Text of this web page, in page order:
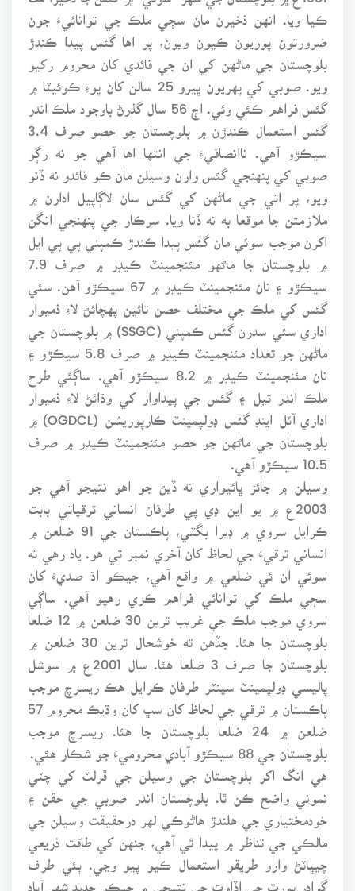
ڪيا ويا. انهن ذخيرن مان سڄي ملڪ جي توانائيءَ جون
ضرورتون پوريون ڪيون ويون، پر اها گئس پيدا ڪندڙ
بلوچستان جي ماڻهن کي ان جي فائدي کان محروم رکيو
ويو. صوبي کي پهريون ڀيرو 25 سالن کان پوءِ ڪوئيٽا ۾
گئس فراهم ڪئي وئي. اڄ 56 سال گذرڻ باوجود ملڪ اندر
گئس استعمال ڪندڙن ۾ بلوچستان جو حصو صرف 3.4
سيڪڙو آهي. ناانصافيءَ جي انتها اها آهي جو نه رڳو
صوبي کي پنهنجي گئس وارن وسيلن مان ڪو فائدو نه ڏنو
ويو، پر اتي جي ماڻهن کي گئس سان لاڳاپيل ادارن ۾
ملازمتن جا موقعا به نه ڏنا ويا. سرڪار جي پنهنجي انگن
اکرن موجب سوئي مان گئس پيدا ڪندڙ ڪمپني پي پي ايل
۾ بلوچستان جا ماڻهو مئنجمينٽ ڪيڊر ۾ صرف 7.9
سيڪڙو ۽ نان مئنجمينٽ ڪيڊر ۾ 67 سيڪڙو آهن. سئي
گئس کي ملڪ جي مختلف حصن تائين پهچائڻ لاءِ ذميوار
اداري سئي سدرن گئس ڪمپني (SSGC) ۾ بلوچستان جي
نان مئنجمينٽ ڪيڊر ۾ 8.2 سيڪڙو آهي. ساڳئي طرح
ملڪ اندر تيل ۽ گئس جي پيداوار کي وڌائڻ لاءِ ذميوار
اداري آئل اينڊ گئس ڊولپمينٽ ڪارپوريشن (OGDCL) ۾
بلوچستان جي ماڻهن جو حصو مئنجمينٽ ڪيڊر ۾ صرف
10.5 سيڪڙو آهي.
وسيلن ۾ جائز ڀائيواري نه ڏيڻ جو اهو نتيجو آهي جو
2003ع ۾ يو اين ڊي پي طرفان انساني ترقياتي بابت
ڪرايل سروي ۾ ڊيرا بگٽي، پاڪستان جي 91 ضلعن ۾
انساني ترقيءَ جي لحاظ کان آخري نمبر تي هو. ياد رهي ته
سوئي ان ئي ضلعي ۾ واقع آهي، جيڪو اڌ صديءَ کان
سڄي ملڪ کي توانائي فراهم ڪري رهيو آهي. ساڳي
سروي موجب ملڪ جي غريب ترين 30 ضلعن ۾ 12 ضلعا
بلوچستان جا هئا. جڏهن ته خوشحال ترين 30 ضلعن ۾
بلوچستان جا صرف 3 ضلعا هئا. سال 2001ع ۾ سوشل
پاليسي ڊولپمينٽ سينٽر طرفان ڪرايل هڪ ريسرچ موجب
پاڪستان ۾ ترقي جي لحاظ کان سڀ کان وڌيڪ محروم 57
ضلعن ۾ 24 ضلعا بلوچستان جا هئا. ريسرچ موجب
بلوچستان جي 88 سيڪڙو آبادي محروميءَ جو شڪار هئي.
هي انگ اکر بلوچستان جي وسيلن جي ڦرلٽ کي چٽي
نموني واضح ڪن ٿا. بلوچستان اندر صوبي جي حقن ۽
خودمختياري جي هلندڙ هاڻوڪي لهر درحقيقت وسيلن جي
مالڪي جي تناظر ۾ پيدا ٿي آهي، جنهن کي طاقت ذريعي
چيڀاٽڻ وارو طريقو استعمال ڪيو پيو وڃي. ٻئي طرف
گوادر پورٽ جي اڏاوت جي نتيجي ۾ جيڪو جديد شهر آباد